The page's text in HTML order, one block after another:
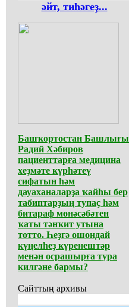
әйт, тиһәгеҙ...
Башҡортостан Башлығы
Радий Хәбиров
пациенттарға медицина
хеҙмәте күрһәтеү
сифатын һәм
дауаханаларҙа ҡайһы бер
табиптарҙың тупаҫ һәм
битараф мөнәсәбәтен
ҡаты тәнҡит утына
тотто. Һеҙгә ошондай
күңелһеҙ күренештәр
менән осрашырға тура
килгәне бармы?
Сайттың архивы